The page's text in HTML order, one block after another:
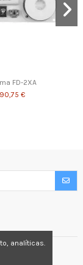
FD-2XA
90,75 €
analíticas.